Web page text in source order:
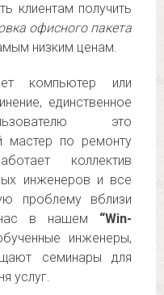
клиентам получить
офисного пакета
низким ценам.
компьютер или
единственное
это
мастер по ремонту
коллектив
инженеров и все
проблему вблизи
в нашем “Win-
инженеры,
семинары для
услуг.